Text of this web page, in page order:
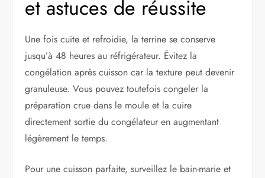
et astuces de réussite
Une fois cuite et refroidie, la terrine se conserve
jusqu’à 48 heures au réfrigérateur. Évitez la
congélation après cuisson car la texture peut devenir
granuleuse. Vous pouvez toutefois congeler la
préparation crue dans le moule et la cuire
directement sortie du congélateur en augmentant
légèrement le temps.
Pour une cuisson parfaite, surveillez le bain-marie et